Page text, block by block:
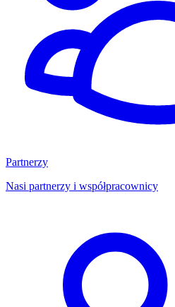
Partnerzy
Nasi partnerzy i współpracownicy